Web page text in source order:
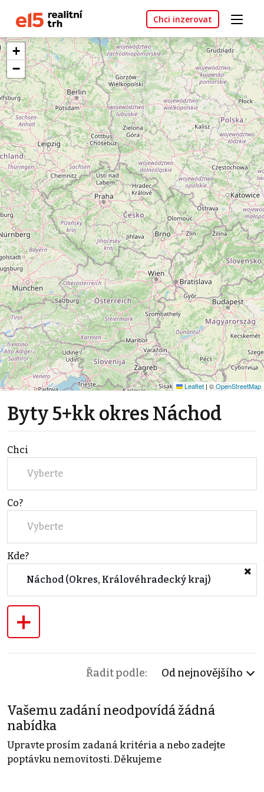
Chci inzerovat
+
−
Leaflet | ©OpenStreetMap
Byty 5+kk okres Náchod
Chci
Vyberte
Co?
Vyberte
Kde?
Náchod (Okres, Královéhradecký kraj)
+
Řadit podle: Od nejnovějšího
Vašemu zadání neodpovídá žádná
nabídka
Upravte prosím zadaná kritéria a nebo zadejte
poptávku nemovitosti. Děkujeme